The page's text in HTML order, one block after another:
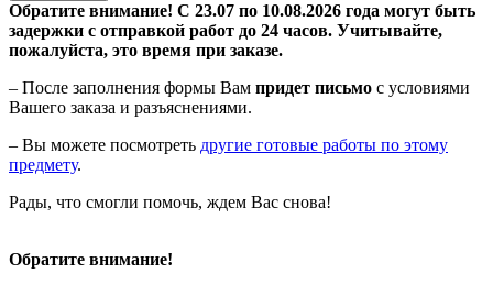
Обратите внимание! С 23.07 по 10.08.2026 года могут быть
задержки с отправкой работ до 24 часов. Учитывайте,
пожалуйста, это время при заказе.
– После заполнения формы Вам придет письмо с условиями
Вашего заказа и разъяснениями.
– Вы можете посмотреть другие готовые работы по этому
предмету.
Рады, что смогли помочь, ждем Вас снова!
Обратите внимание!